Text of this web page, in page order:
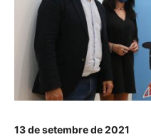
13 de setembre de 2021